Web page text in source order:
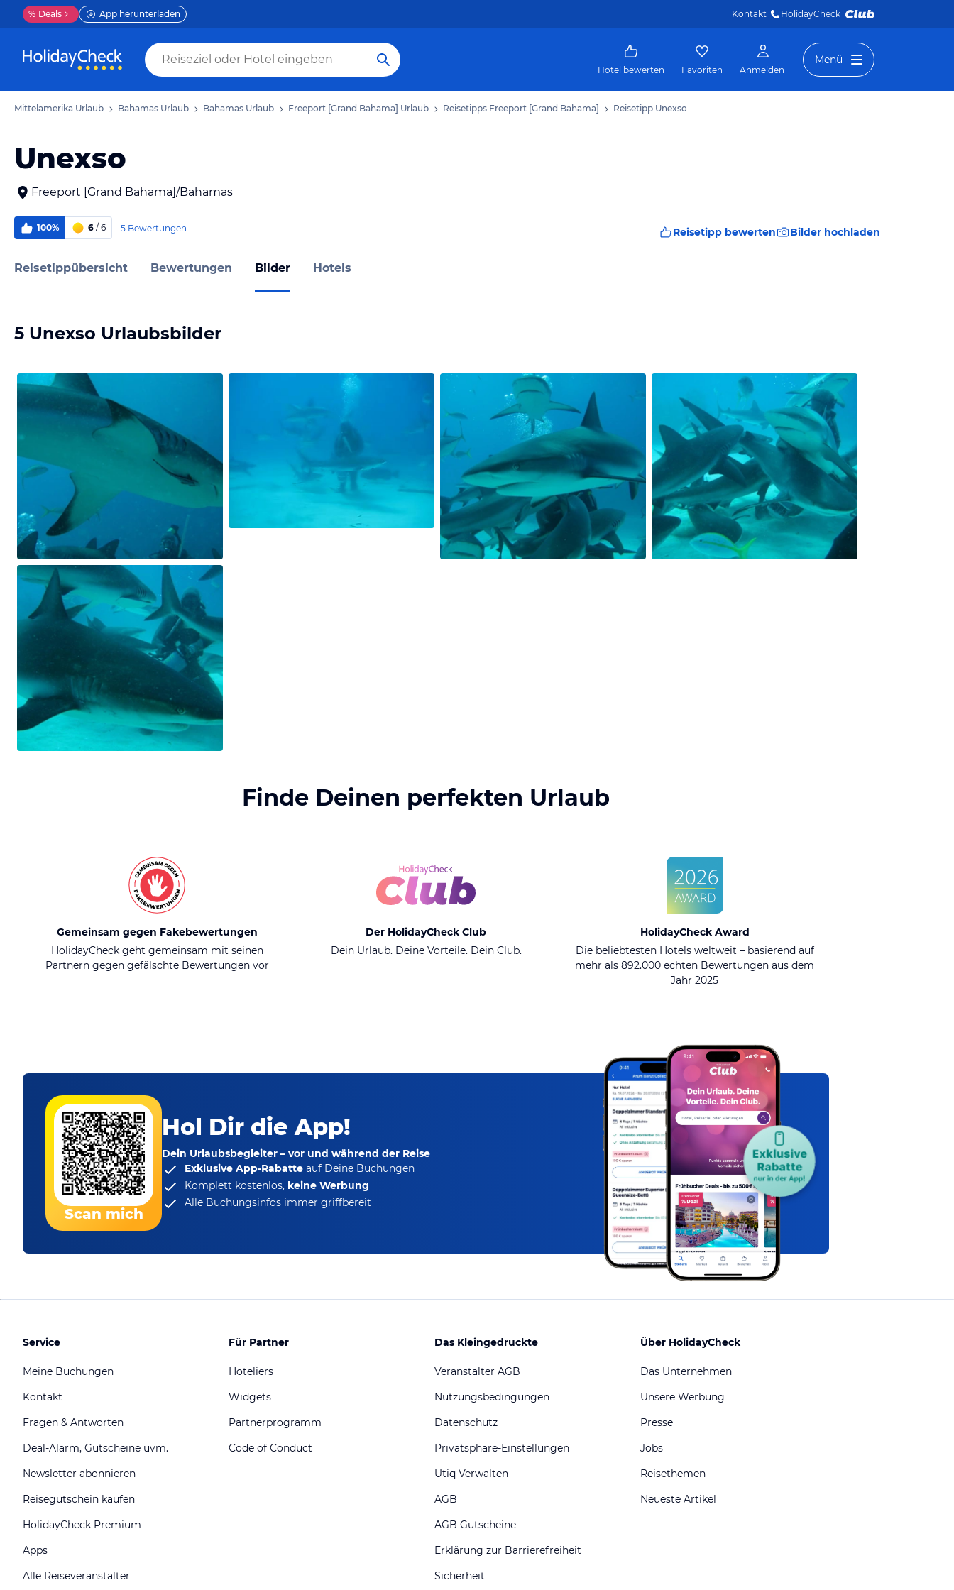
% Deals App herunterladen Kontakt HolidayCheck
Hotel bewerten Favoriten Anmelden
Menü
Mittelamerika Urlaub Bahamas Urlaub Bahamas Urlaub Freeport [Grand Bahama] Urlaub Reisetipps Freeport [Grand Bahama] Reisetipp Unexso
Unexso
Freeport [Grand Bahama]/Bahamas
100% 6 / 6 5 Bewertungen Reisetipp bewerten Bilder hochladen
Reisetippübersicht Bewertungen Bilder Hotels
5 Unexso Urlaubsbilder
Finde Deinen perfekten Urlaub
Gemeinsam gegen Fakebewertungen
HolidayCheck geht gemeinsam mit seinen
Partnern gegen gefälschte Bewertungen vor
Der HolidayCheck Club
Dein Urlaub. Deine Vorteile. Dein Club.
HolidayCheck Award
Die beliebtesten Hotels weltweit – basierend auf
mehr als 892.000 echten Bewertungen aus dem
Jahr 2025
Scan mich
Hol Dir die App!
Dein Urlaubsbegleiter – vor und während der Reise
Exklusive App-Rabatte auf Deine Buchungen
Komplett kostenlos, keine Werbung
Alle Buchungsinfos immer griffbereit
Service
Meine Buchungen
Kontakt
Fragen & Antworten
Deal-Alarm, Gutscheine uvm.
Newsletter abonnieren
Reisegutschein kaufen
HolidayCheck Premium
Apps
Alle Reiseveranstalter
Für Partner
Hoteliers
Widgets
Partnerprogramm
Code of Conduct
Das Kleingedruckte
Veranstalter AGB
Nutzungsbedingungen
Datenschutz
Privatsphäre-Einstellungen
Utiq Verwalten
AGB
AGB Gutscheine
Erklärung zur Barrierefreiheit
Sicherheit
Über HolidayCheck
Das Unternehmen
Unsere Werbung
Presse
Jobs
Reisethemen
Neueste Artikel